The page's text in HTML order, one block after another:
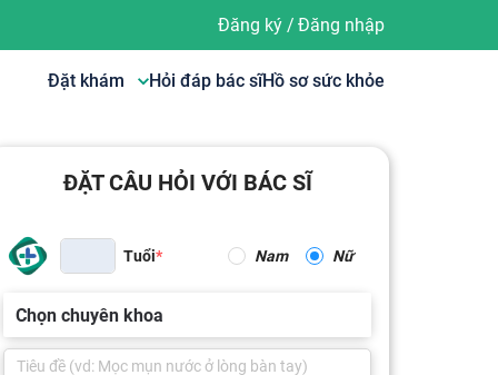
Đăng ký/ Đăng nhập
Đặt khám Hỏi đáp bác sĩHồ sơ sức khỏe
ĐẶT CÂU HỎI VỚI BÁC SĨ
Tuổi Nam Nữ
Chọn chuyên khoa